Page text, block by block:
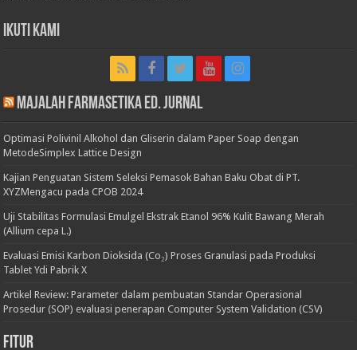
Ikuti Kami
Majalah Farmasetika Ed. Jurnal
Optimasi Polivinil Alkohol dan Gliserin dalam Paper Soap dengan
MetodeSimplex Lattice Design
Kajian Penguatan Sistem Seleksi Pemasok Bahan Baku Obat di PT.
XYZMengacu pada CPOB 2024
Uji Stabilitas Formulasi Emulgel Ekstrak Etanol 96% Kulit Bawang Merah
(Allium cepa L.)
Evaluasi Emisi Karbon Dioksida (Co₂) Proses Granulasi pada Produksi
Tablet Ydi Pabrik X
Artikel Review: Parameter dalam pembuatan Standar Operasional
Prosedur (SOP) evaluasi penerapan Computer System Validation (CSV)
Fitur